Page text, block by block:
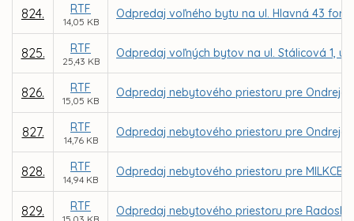
824. RTF
14,05 KB
Odpredaj voľného bytu na ul. Hlavná 43
825. RTF
25,43 KB
Odpredaj voľných bytov na ul. Stálicová 1, ul.
826. RTF
15,05 KB
Odpredaj nebytového priestoru pre Ondreja
827. RTF
14,76 KB
Odpredaj nebytového priestoru pre Ondreja
828. RTF
14,94 KB
Odpredaj nebytového priestoru pre
829. RTF Odpredaj nebytového priestoru pre